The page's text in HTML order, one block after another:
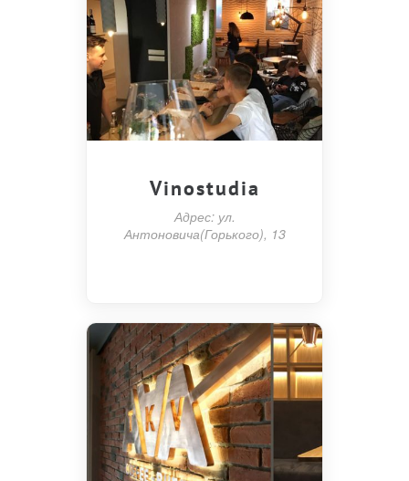
Vinostudia
Адрес: ул.
Антоновича(Горького), 13